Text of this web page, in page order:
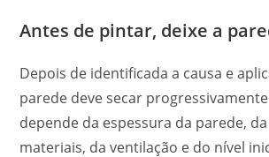
Antes de pintar, deixe a
Depois de identificada a causa e
parede deve secar
depende da espessura da parede,
materiais, da ventilação e do nível